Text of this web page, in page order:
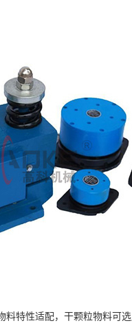
性适配，干颗粒物料可